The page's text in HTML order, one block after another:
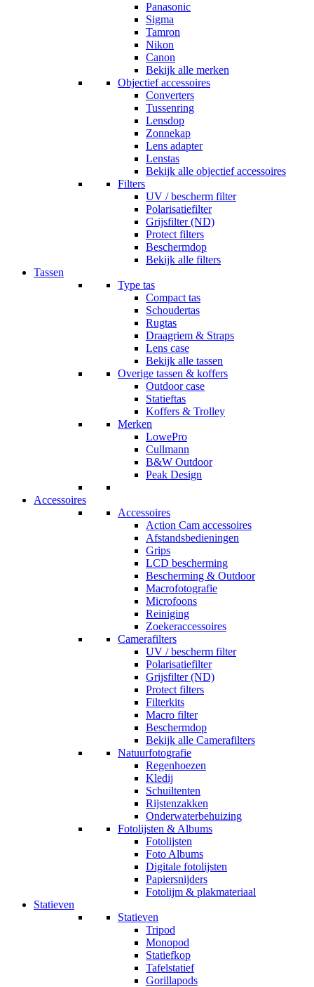
Panasonic
Sigma
Tamron
Nikon
Canon
Bekijk alle merken
Objectief accessoires
Converters
Tussenring
Lensdop
Zonnekap
Lens adapter
Lenstas
Bekijk alle objectief accessoires
Filters
UV / bescherm filter
Polarisatiefilter
Grijsfilter (ND)
Protect filters
Beschermdop
Bekijk alle filters
Tassen
Type tas
Compact tas
Schoudertas
Rugtas
Draagriem & Straps
Lens case
Bekijk alle tassen
Overige tassen & koffers
Outdoor case
Statieftas
Koffers & Trolley
Merken
LowePro
Cullmann
B&W Outdoor
Peak Design
Accessoires
Accessoires
Action Cam accessoires
Afstandsbedieningen
Grips
LCD bescherming
Bescherming & Outdoor
Macrofotografie
Microfoons
Reiniging
Zoekeraccessoires
Camerafilters
UV / bescherm filter
Polarisatiefilter
Grijsfilter (ND)
Protect filters
Filterkits
Macro filter
Beschermdop
Bekijk alle Camerafilters
Natuurfotografie
Regenhoezen
Kledij
Schuiltenten
Rijstenzakken
Onderwaterbehuizing
Fotolijsten & Albums
Fotolijsten
Foto Albums
Digitale fotolijsten
Papiersnijders
Fotolijm & plakmateriaal
Statieven
Statieven
Tripod
Monopod
Statiefkop
Tafelstatief
Gorillapods